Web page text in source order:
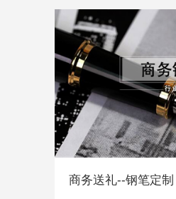
商务送礼--钢笔定制